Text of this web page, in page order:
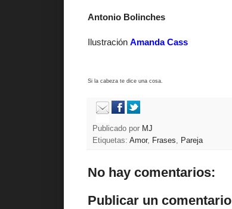
Antonio Bolinches
Ilustración Amanda Cass
Si la cabeza te dice una cosa.
Publicado por MJ
Etiquetas: Amor, Frases, Pareja
No hay comentarios:
Publicar un comentario